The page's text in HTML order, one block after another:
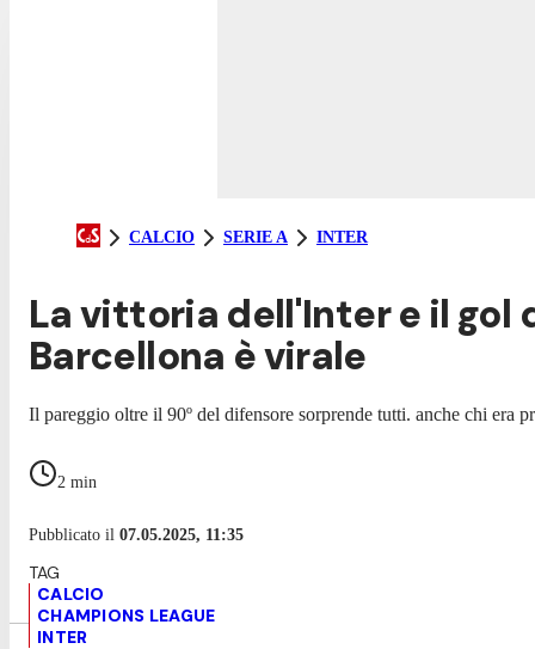
CALCIO SERIE A INTER
La vittoria dell'Inter e il gol
Barcellona è virale
Il pareggio oltre il 90º del difensore sorprende tutti. anche chi era
2 min
Pubblicato il 07.05.2025, 11:35
CALCIO
CHAMPIONS LEAGUE
INTER